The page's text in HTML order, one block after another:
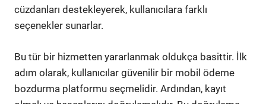
cüzdanları destekleyerek, kullanıcılara farklı
seçenekler sunarlar.
Bu tür bir hizmetten yararlanmak oldukça basittir. İlk
adım olarak, kullanıcılar güvenilir bir mobil ödeme
bozdurma platformu seçmelidir. Ardından, kayıt